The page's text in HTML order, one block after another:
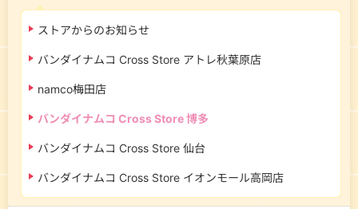
ストアからのお知らせ
バンダイナムコ Cross Store アトレ秋葉原店
namco梅田店
バンダイナムコ Cross Store 博多
バンダイナムコ Cross Store 仙台
バンダイナムコ Cross Store イオンモール高岡店